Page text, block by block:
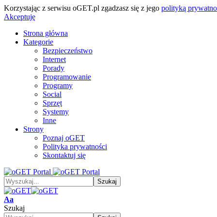
Korzystając z serwisu oGET.pl zgadzasz się z jego polityką
Akceptuję
Strona główna
Kategorie
Bezpieczeństwo
Internet
Porady
Programowanie
Programy
Social
Sprzęt
Systemy
Inne
Strony
Poznaj oGET
Polityka prywatności
Skontaktuj się
Font
Resizer
Aa
Szukaj